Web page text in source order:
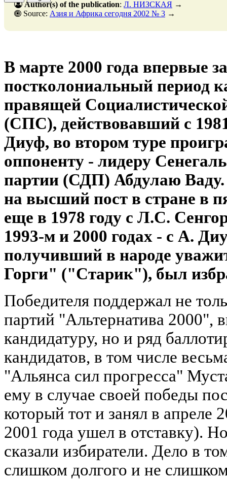
Author(s) of the publication: Л. НИЗСКАЯ →
Source: Азия и Африка сегодня 2002 № 3 →
В марте 2000 года впервые
постколониальный период
правящей
(СПС), действовавший с
Диуф, во втором туре
оппоненту - лидеру
партии (СДП) Абдулаю
на высший пост в стране в
еще в 1978 году с Л.С.
1993-м и 2000 годах - с А.
получивший в народе
Горги" ("Старик"), был
Победителя поддержал не
партий "Альтернатива 2000",
кандидатуру, но и ряд
кандидатов, в том числе
"Альянса сил прогресса"
ему в случае своей победы
который тот и занял в апреле
2001 года ушел в отставку).
сказали избиратели. Дело в
слишком долгого и не